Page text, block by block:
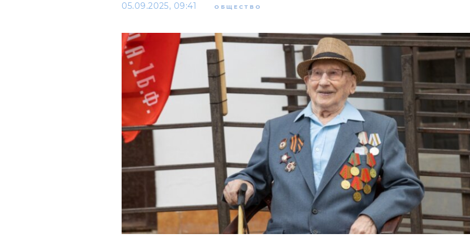
05.09.2025, 09:41 ОБЩЕСТВО